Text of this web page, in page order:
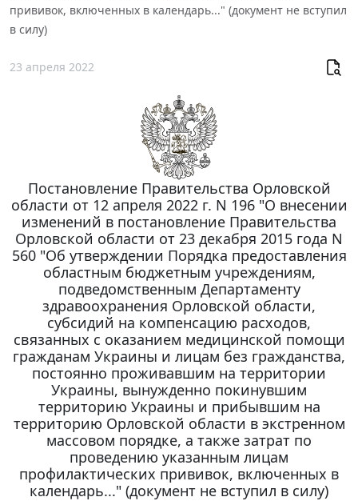
прививок, включенных в календарь..." (документ не вступил
в силу)
23 апреля 2022
Постановление Правительства Орловской
области от 12 апреля 2022 г. N 196 "О внесении
изменений в постановление Правительства
Орловской области от 23 декабря 2015 года N
560 "Об утверждении Порядка предоставления
областным бюджетным учреждениям,
подведомственным Департаменту
здравоохранения Орловской области,
субсидий на компенсацию расходов,
связанных с оказанием медицинской помощи
гражданам Украины и лицам без гражданства,
постоянно проживавшим на территории
Украины, вынужденно покинувшим
территорию Украины и прибывшим на
территорию Орловской области в экстренном
массовом порядке, а также затрат по
проведению указанным лицам
профилактических прививок, включенных в
календарь..." (документ не вступил в силу)